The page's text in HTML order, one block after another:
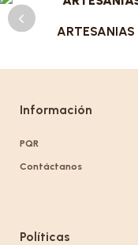
Información
PQR
Contáctanos
Políticas